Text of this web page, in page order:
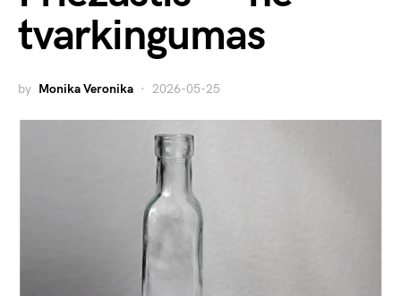
tvarkingumas
by Monika Veronika 2026-05-25